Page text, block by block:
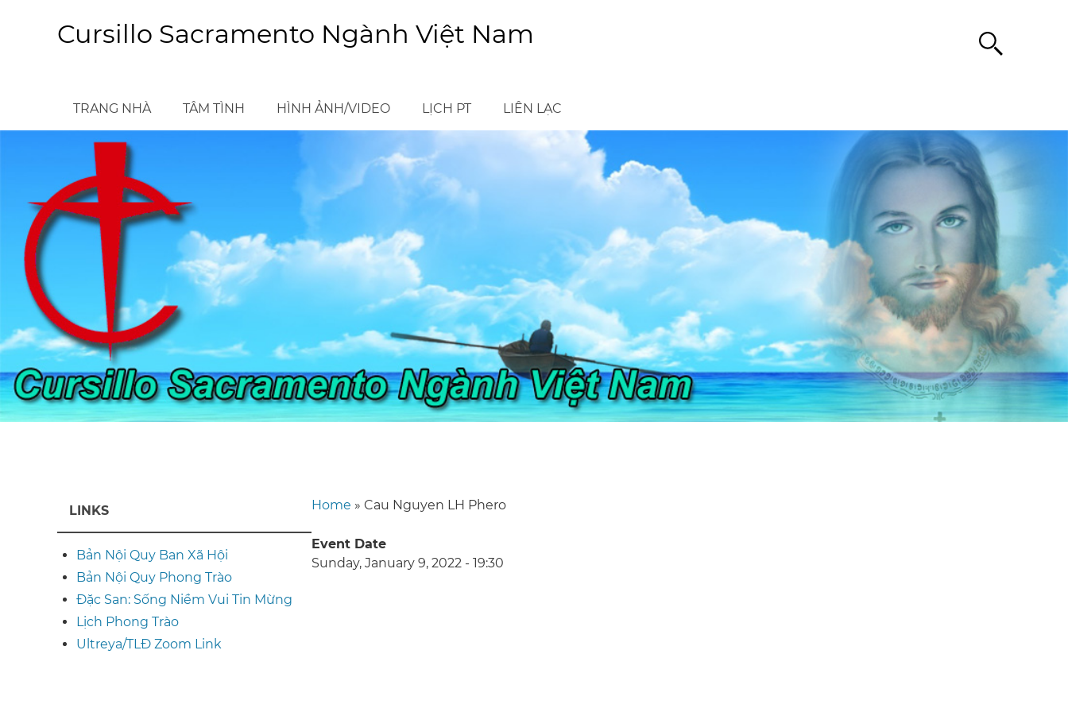
Cursillo Sacramento Ngành Việt Nam
TRANG NHÀ TÂM TÌNH HÌNH ẢNH/VIDEO LỊCH PT LIÊN LẠC
LINKS
Bản Nội Quy Ban Xã Hội
Bản Nội Quy Phong Trào
Đặc San: Sống Niềm Vui Tin Mừng
Lịch Phong Trào
Ultreya/TLĐ Zoom Link
Breadcrumb
Home Cau Nguyen LH Phero
Event Date
Sunday, January 9, 2022 - 19:30